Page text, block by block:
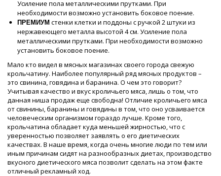
Усиление пола металлическими прутками. При
необходимости возможно установить боковое поение.
ПРЕМИУМ стенки клетки и поддоны с ручкой 2 штуки из
нержавеющего металла высотой 4 см. Усиление пола
металлическими прутками. При необходимости возможно
установить боковое поение.
Мало кто видел в мясных магазинах своего города свежую
крольчатину. Наиболее популярный ряд мясных продуктов –
это свинина, говядина и баранина. О чем это говорит?
Учитывая качество и вкус кроличьего мяса, лишь о том, что
данная ниша продаж еще свободна! Отличие кроличьего мяса
от свинины, баранины и говядины в том, что оно усваивается
человеческим организмом гораздо лучше. Кроме того,
крольчатина обладает куда меньшей жирностью, что с
уверенностью позволяет заявлять о его диетических
качествах. В наше время, когда очень многие люди по тем или
иным причинам сидят на разнообразных диетах, производство
вкусного диетического мяса позволит сделать на этом факте
отличный рекламный ход.